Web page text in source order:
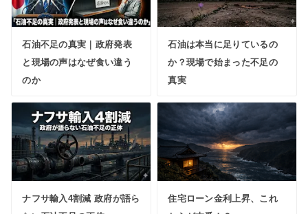
石油不足の真実｜政府発表
と現場の声はなぜ食い違う
のか
石油は本当に足りているの
か？現場で始まった不足の
真実
ナフサ輸入4割減 政府が語ら
住宅ローン金利上昇、これ